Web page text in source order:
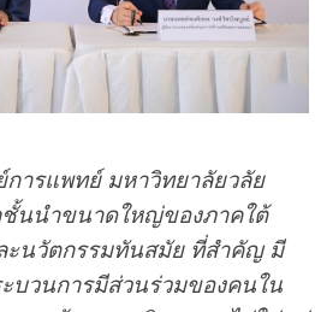
การแพทย์ มหาวิทยาลัยวลัย
นนำขนาดใหญ่ของภาคใต้
ะนวัตกรรมทันสมัย ที่สำคัญ มี
บวนการมีส่วนร่วมของคนใน